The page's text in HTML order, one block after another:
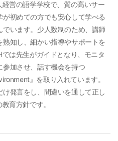
営の語学学校で、質の高いサー
初めての方でも安心して学べる
います。少人数制のため、講師
知し、細かい指導やサポートを
は先生がガイドとなり、モニタ
加させ、話す機会を持つ
』を取り入れています。
発言をし、間違いを通して正し
育方針です。